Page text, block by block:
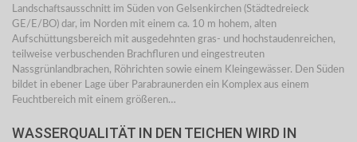
Landschaftsausschnitt im Süden von Gelsenkirchen (Städtedreieck
GE/E/BO) dar, im Norden mit einem ca. 10 m hohem, alten
Aufschüttungsbereich mit ausgedehnten gras- und hochstaudenreichen,
teilweise verbuschenden Brachfluren und eingestreuten
Nassgrünlandbrachen, Röhrichten sowie einem Kleingewässer. Den Süden
bildet in ebener Lage über Parabraunerden ein Komplex aus einem
Feuchtbereich mit einem größeren…
WASSERQUALITÄT IN DEN TEICHEN WIRD IN